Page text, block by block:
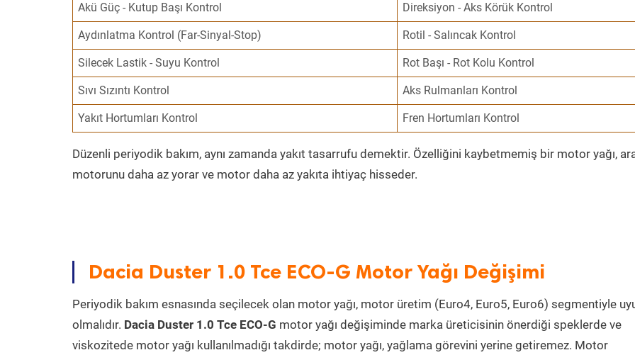
Akü Güç - Kutup Başı Kontrol Direksiyon - Aks Körük Kontrol
Aydınlatma Kontrol (Far-Sinyal-Stop) Rotil - Salıncak Kontrol
Silecek Lastik - Suyu Kontrol Rot Başı - Rot Kolu Kontrol
Sıvı Sızıntı Kontrol Aks Rulmanları Kontrol
Yakıt Hortumları Kontrol Fren Hortumları Kontrol
Düzenli periyodik bakım, aynı zamanda yakıt tasarrufu demektir. Özelliğini kaybetmemiş bir motor yağı,
motorunu daha az yorar ve motor daha az yakıta ihtiyaç hisseder.
Dacia Duster 1.0 Tce ECO-G Motor Yağı Değişimi
Periyodik bakım esnasında seçilecek olan motor yağı, motor üretim (Euro4, Euro5, Euro6) segmentiyle
olmalıdır. Dacia Duster 1.0 Tce ECO-G motor yağı değişiminde marka üreticisinin önerdiği speklerde ve
viskozitede motor yağı kullanılmadığı takdirde; motor yağı, yağlama görevini yerine getiremez. Motor